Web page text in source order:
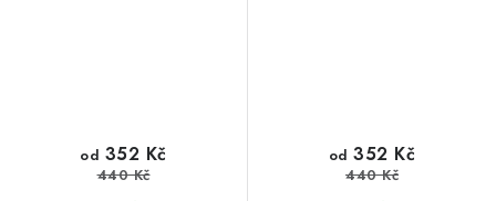
od 352 Kč
440 Kč
od 352 Kč
440 Kč